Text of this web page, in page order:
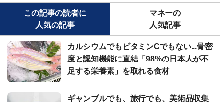
この記事の読者に
人気の記事
マネーの
人気記事
カルシウムでもビタミンCでもない...骨密
度と認知機能に直結「98%の日本人が不
足する栄養素」を取れる食材
ギャンブルでも、旅行でも、美術品収集